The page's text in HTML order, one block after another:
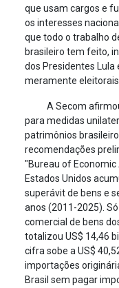
que usam cargos e
os interesses
que todo o trabalho
brasileiro tem feito,
dos Presidentes Lula
meramente
A Secom
para medidas
patrimônios
recomendações
"Bureau of
Estados Unidos
superávit de bens e
anos (2011-2025).
comercial de bens
totalizou US$ 14,46
cifra sobe a US$
importações
Brasil sem pagar